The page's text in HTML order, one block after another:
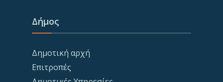
Δήμος
Δημοτική αρχή
Επιτροπές